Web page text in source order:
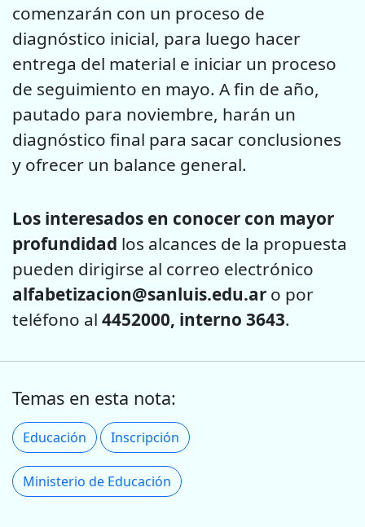
comenzarán con un proceso de
diagnóstico inicial, para luego hacer
entrega del material e iniciar un proceso
de seguimiento en mayo. A fin de año,
pautado para noviembre, harán un
diagnóstico final para sacar conclusiones
y ofrecer un balance general.
Los interesados en conocer con mayor
profundidad los alcances de la propuesta
pueden dirigirse al correo electrónico
alfabetizacion@sanluis.edu.ar o por
teléfono al 4452000, interno 3643.
Temas en esta nota:
Educación Inscripción
Ministerio de Educación